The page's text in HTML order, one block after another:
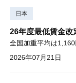
日本
26年度最低賃金
全国加重平均は
2026年07月21日